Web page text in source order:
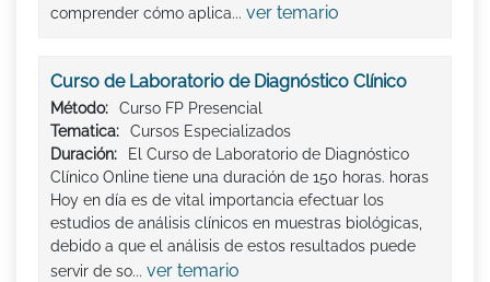
comprender cómo aplica... ver temario
Curso de Laboratorio de Diagnóstico Clínico
Método:
Curso FP Presencial
Tematica:
Cursos Especializados
Duración:
El Curso de Laboratorio de Diagnóstico
Clínico Online tiene una duración de 150 horas. horas
Hoy en día es de vital importancia efectuar los
estudios de análisis clínicos en muestras biológicas,
debido a que el análisis de estos resultados puede
servir de so... ver temario